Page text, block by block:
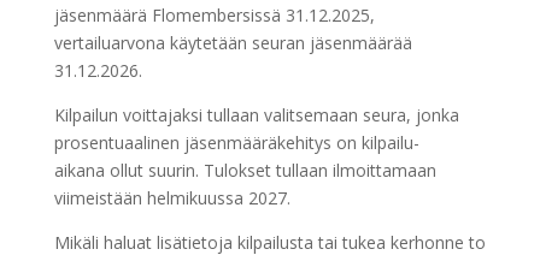
jäsenmäärä Flomembersissä 31.12.2025,
vertailuarvona käytetään seuran jäsenmäärää
31.12.2026.
Kilpailun voittajaksi tullaan valitsemaan seura, jonka
prosentuaalinen jäsenmääräkehitys on kilpailu-
aikana ollut suurin. Tulokset tullaan ilmoittamaan
viimeistään helmikuussa 2027.
Mikäli haluat lisätietoja kilpailusta tai tukea kerhonne to